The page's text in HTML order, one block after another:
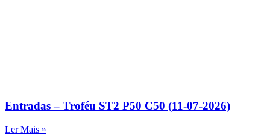
Entradas – Troféu ST2 P50 C50 (11-07-2026)
Ler Mais »